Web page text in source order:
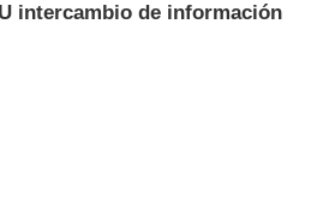
intercambio de información